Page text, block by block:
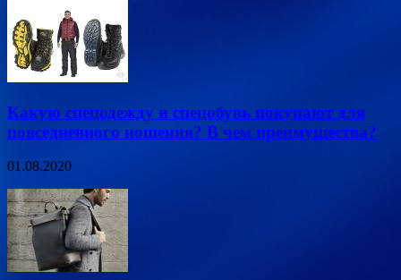
Какую спецодежду и спецобувь покупают для
повседневного ношения? В чем преимущества?
01.08.2020